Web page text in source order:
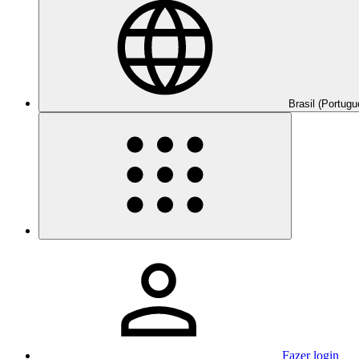
Brasil
Fazer login